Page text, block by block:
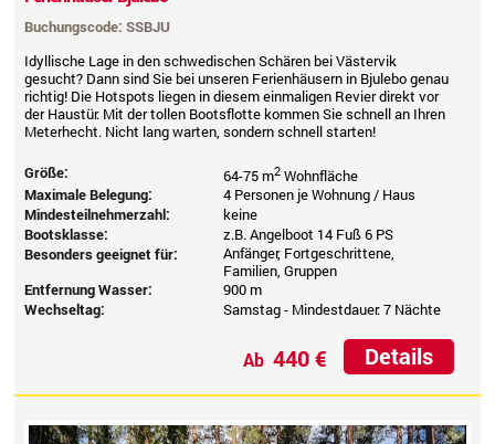
Buchungscode: SSBJU
Idyllische Lage in den schwedischen Schären bei Västervik
gesucht? Dann sind Sie bei unseren Ferienhäusern in Bjulebo genau
richtig! Die Hotspots liegen in diesem einmaligen Revier direkt vor
der Haustür. Mit der tollen Bootsflotte kommen Sie schnell an Ihren
Meterhecht. Nicht lang warten, sondern schnell starten!
Größe: 64-75 m2Wohnfläche
Maximale Belegung:
4 Personen je Wohnung / Haus
Mindesteilnehmerzahl:
keine
Bootsklasse:
z.B. Angelboot 14 Fuß 6 PS
Besonders geeignet für:
Anfänger, Fortgeschrittene,
Familien, Gruppen
Entfernung Wasser:
900 m
Wechseltag:
Samstag - Mindestdauer: 7 Nächte
Details
Ab440 €